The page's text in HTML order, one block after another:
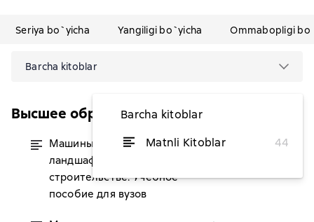
Seriya bo`yicha Yangiligi bo`yicha Ommabopligi
Barcha kitoblar
Barcha kitoblar
Matnli Kitoblar
44
Высшее образование (Лань)
Машины и механизмы в
ландшафтном
строительстве. Учебное
пособие для вузов
dan 90 763,64 soʻm